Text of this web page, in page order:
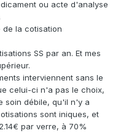
ou acte d'analyse
de la cotisation
SS par an. Et mes
interviennent sans le
celui-ci n'a pas le choix,
soin débile, qu'il n'y a
sont iniques, et
par verre, à 70%